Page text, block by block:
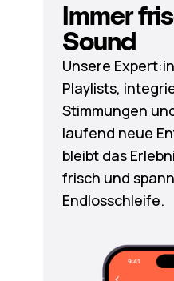
Immer
Sound
Unsere
Playlists,
Stimmungen
laufend neue
bleibt das
frisch und
Endlosschleife.